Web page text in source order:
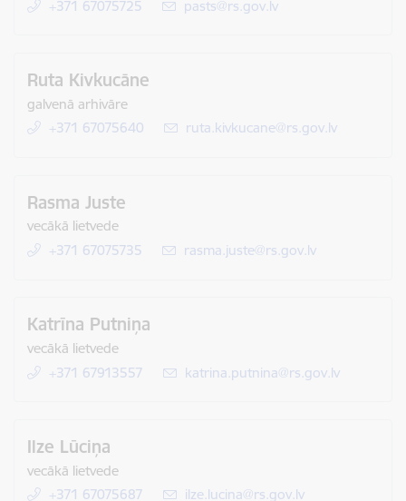
+371 67075725
E-pasts:
pasts@rs.gov.lv
Ruta Kivkucāne
galvenā arhivāre
+371 67075640
E-pasts:
ruta.kivkucane@rs.gov.lv
Rasma Juste
vecākā lietvede
+371 67075735
E-pasts:
rasma.juste@rs.gov.lv
Katrīna Putniņa
vecākā lietvede
+371 67913557
E-pasts:
katrina.putnina@rs.gov.lv
Ilze Lūciņa
vecākā lietvede
+371 67075687
E-pasts:
ilze.lucina@rs.gov.lv